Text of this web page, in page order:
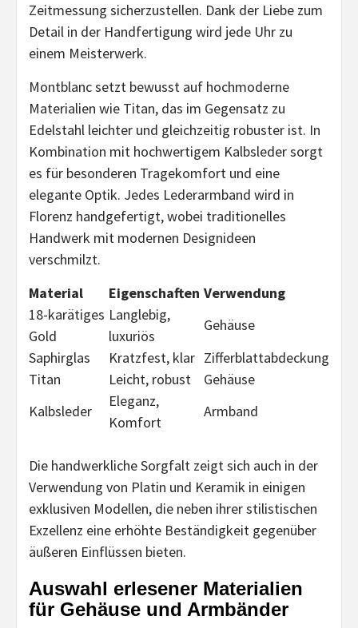
Zeitmessung sicherzustellen. Dank der Liebe zum
Detail in der Handfertigung wird jede Uhr zu
einem Meisterwerk.
Montblanc setzt bewusst auf hochmoderne
Materialien wie Titan, das im Gegensatz zu
Edelstahl leichter und gleichzeitig robuster ist. In
Kombination mit hochwertigem Kalbsleder sorgt
es für besonderen Tragekomfort und eine
elegante Optik. Jedes Lederarmband wird in
Florenz handgefertigt, wobei traditionelles
Handwerk mit modernen Designideen
verschmilzt.
Material
Eigenschaften Verwendung
18-karätiges
Gold
Langlebig,
luxuriös
Gehäuse
Saphirglas
Kratzfest, klar Zifferblattabdeckung
Titan
Leicht, robust
Gehäuse
Kalbsleder
Eleganz,
Komfort
Armband
Die handwerkliche Sorgfalt zeigt sich auch in der
Verwendung von Platin und Keramik in einigen
exklusiven Modellen, die neben ihrer stilistischen
Exzellenz eine erhöhte Beständigkeit gegenüber
äußeren Einflüssen bieten.
Auswahl erlesener Materialien
für Gehäuse und Armbänder